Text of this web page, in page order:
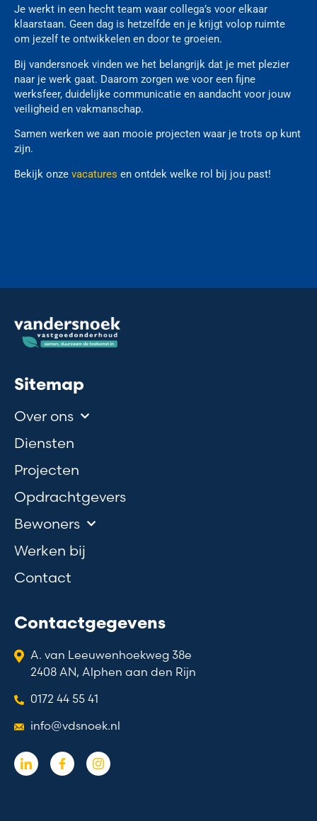
Je werkt in een hecht team waar collega’s voor elkaar
klaarstaan. Geen dag is hetzelfde en je krijgt volop ruimte
om jezelf te ontwikkelen en door te groeien.
Bij vandersnoek vinden we het belangrijk dat je met plezier
naar je werk gaat. Daarom zorgen we voor een fijne
werksfeer, duidelijke communicatie en aandacht voor jouw
veiligheid en vakmanschap.
Samen werken we aan mooie projecten waar je trots op kunt
zijn.
Bekijk onze vacatures en ontdek welke rol bij jou past!
Sitemap
Over ons
Diensten
Projecten
Opdrachtgevers
Bewoners
Werken bij
Contact
Contactgegevens
A. van Leeuwenhoekweg 38e
2408 AN, Alphen aan den Rijn
0172 44 55 41
info@vdsnoek.nl